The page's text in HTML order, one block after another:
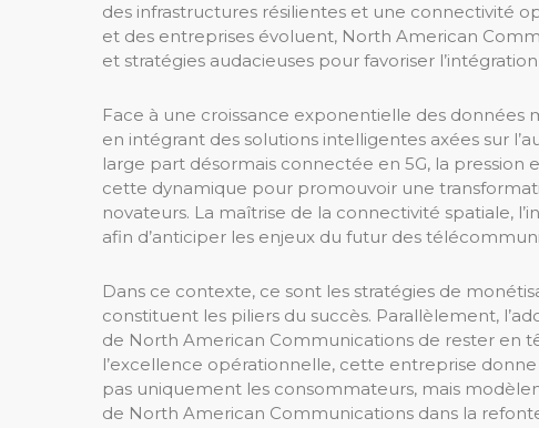
des infrastructures résilientes et une connectivité
et des entreprises évoluent, North American
et stratégies audacieuses pour favoriser
Face à une croissance exponentielle des données
en intégrant des solutions intelligentes axées sur
large part désormais connectée en 5G, la
cette dynamique pour promouvoir une
novateurs. La maîtrise de la connectivité spatiale,
afin d’anticiper les enjeux du futur des
Dans ce contexte, ce sont les stratégies de
constituent les piliers du succès. Parallèlement,
de North American Communications de rester en
l’excellence opérationnelle, cette entreprise
pas uniquement les consommateurs, mais
de North American Communications dans la